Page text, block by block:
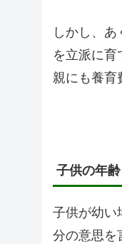
しかし、
を立派に
親にも養育
子供の年
子供が幼い
分の意思を